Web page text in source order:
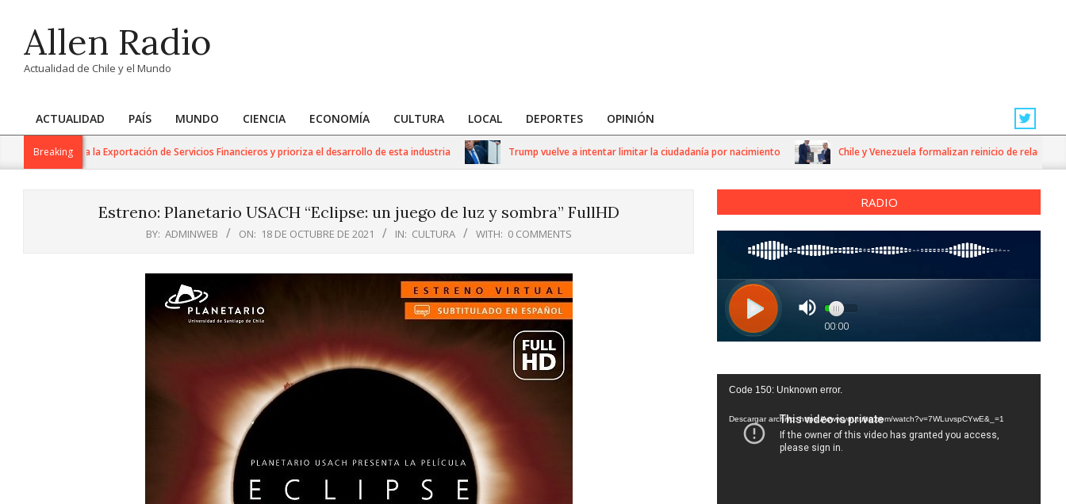
contentAllen Radio
Actualidad de Chile y el Mundo
Primary
Navigation
ACTUALIDAD PAÍS MUNDO CIENCIA ECONOMÍA CULTURA LOCAL DEPORTES OPINIÓN
Breaking
Trabajo para la Exportación de Servicios Financieros y prioriza el desarrollo de esta industria Trump vuelve a intentar limitar la ciudadanía por nacimiento Chile y Venezuela formalizan reinicio de relaciones
Estreno: Planetario USACH “Eclipse: un juego de luz y sombra” FullHD
BY: ADMINWEB ON: 18 DE OCTUBRE DE 2021 IN: CULTURA WITH: 0 COMMENTS
RADIO
Reproductor
vídeo
Code 150: Unknown error.
Descargar archivo: https://www.youtube.com/watch?v=7WLuvspCYwE&_=1